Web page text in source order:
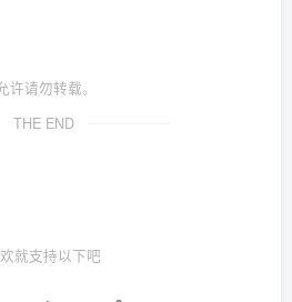
请勿转载。
THE END
就支持以下吧